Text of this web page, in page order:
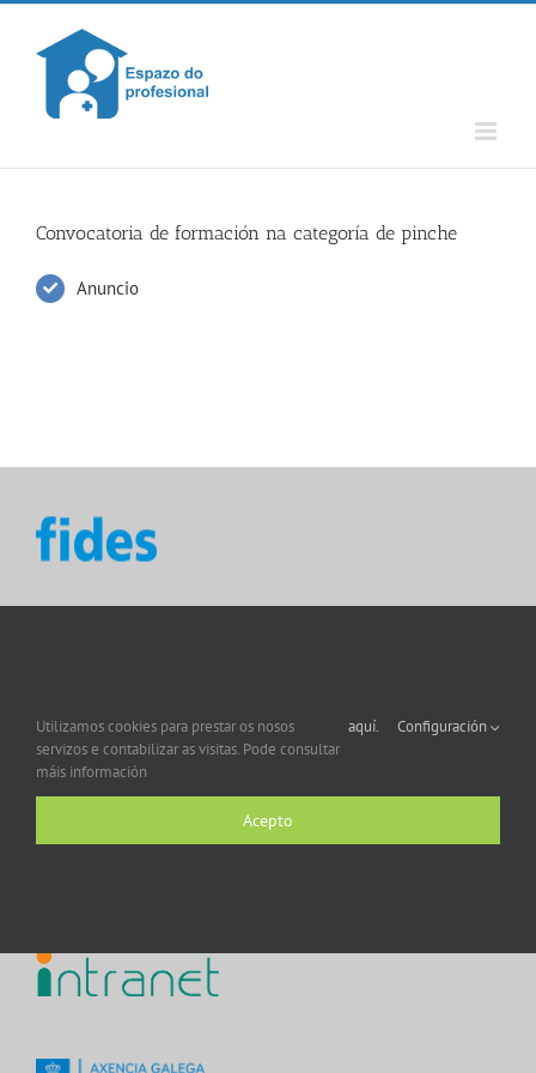
Skip
content
Convocatoria de formación na categoría de pinche
Anuncio
Utilizamos cookies para prestar os nosos
servizos e contabilizar as visitas. Pode consultar
máis información
aquí. Configuración
Acepto